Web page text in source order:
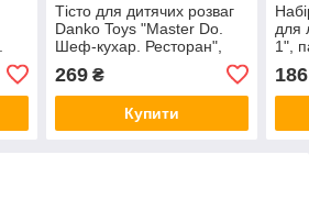
Тісто для дитячих розваг
Danko Toys "Master Do.
Шеф-кухар. Ресторан",
269₴
Купити
для
1",
186